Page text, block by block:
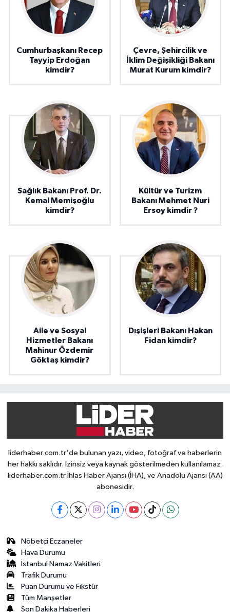
Cumhurbaşkanı Recep
Tayyip Erdoğan
kimdir?
Çevre, Şehircilik ve
İklim Değişikliği Bakanı
Murat Kurum kimdir?
Sağlık Bakanı Prof. Dr.
Kemal Memişoğlu
kimdir?
Kültür ve Turizm
Bakanı Mehmet Nuri
Ersoy kimdir ?
Aile ve Sosyal
Hizmetler Bakanı
Mahinur Özdemir
Göktaş kimdir?
Dışişleri Bakanı Hakan
Fidan kimdir?
liderhaber.com.tr'de bulunan yazı, video, fotoğraf ve haberlerin
her hakkı saklıdır. İzinsiz veya kaynak gösterilmeden kullanılamaz.
liderhaber.com.tr İhlas Haber Ajansı (İHA), ve Anadolu Ajansı (AA)
abonesidir.
Nöbetçi Eczaneler
Hava Durumu
İstanbul Namaz Vakitleri
Trafik Durumu
Puan Durumu ve Fikstür
Tüm Manşetler
Son Dakika Haberleri